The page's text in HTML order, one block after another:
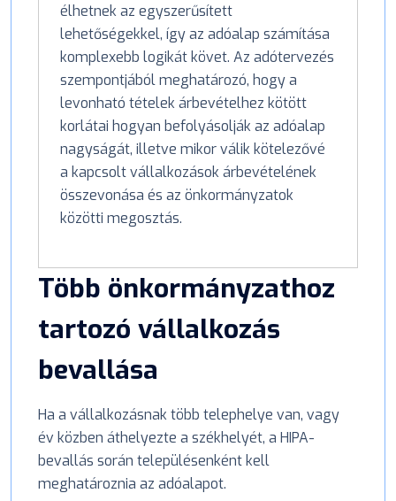
élhetnek az egyszerűsített
lehetőségekkel, így az adóalap számítása
komplexebb logikát követ. Az adótervezés
szempontjából meghatározó, hogy a
levonható tételek árbevételhez kötött
korlátai hogyan befolyásolják az adóalap
nagyságát, illetve mikor válik kötelezővé
a kapcsolt vállalkozások árbevételének
összevonása és az önkormányzatok
közötti megosztás.
Több önkormányzathoz
tartozó vállalkozás
bevallása
Ha a vállalkozásnak több telephelye van, vagy
év közben áthelyezte a székhelyét, a HIPA-
bevallás során településenként kell
meghatároznia az adóalapot.